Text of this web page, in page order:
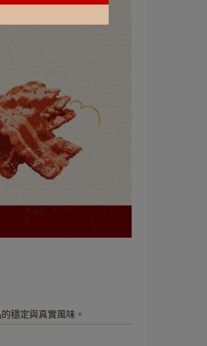
穩定與真實風味。